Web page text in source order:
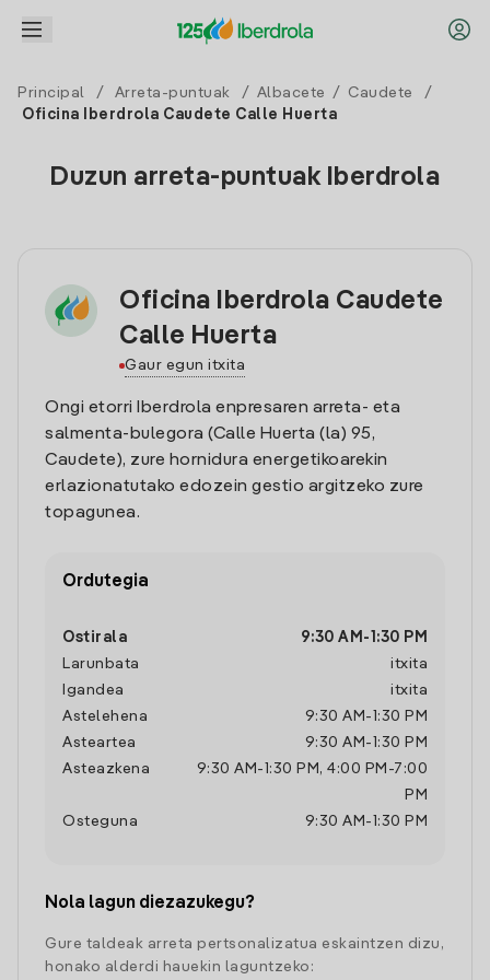
Principal / Arreta-puntuak / Albacete / Caudete
/
Oficina Iberdrola Caudete Calle Huerta
Duzun arreta-puntuak Iberdrola
Oficina Iberdrola Caudete
Calle Huerta
Gaur egun itxita
Ongi etorri Iberdrola enpresaren arreta- eta
salmenta-bulegora (Calle Huerta (la) 95,
Caudete), zure hornidura energetikoarekin
erlazionatutako edozein gestio argitzeko zure
topagunea.
Ordutegia
Ostirala 9:30 AM - 1:30 PM
Larunbata
itxita
Igandea
itxita
Astelehena
9:30 AM - 1:30 PM
Asteartea
9:30 AM - 1:30 PM
Asteazkena
9:30 AM - 1:30 PM , 4:00 PM -7:00
PM
Osteguna
9:30 AM - 1:30 PM
Nola lagun diezazukegu?
Gure taldeak arreta pertsonalizatua eskaintzen dizu,
honako alderdi hauekin laguntzeko: